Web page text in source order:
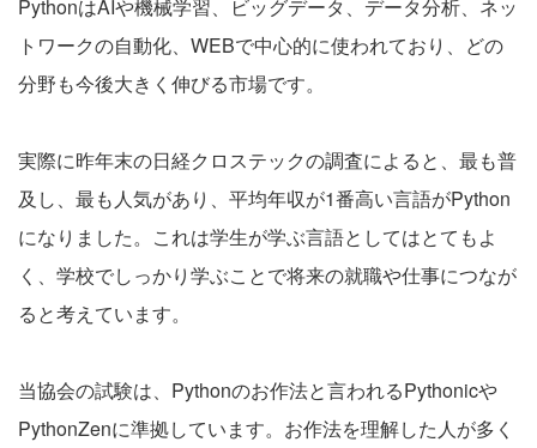
PythonはAIや機械学習、ビッグデータ、データ分析、ネッ
トワークの自動化、WEBで中心的に使われており、どの
分野も今後大きく伸びる市場です。
実際に昨年末の日経クロステックの調査によると、最も普
及し、最も人気があり、平均年収が1番高い言語がPython
になりました。これは学生が学ぶ言語としてはとてもよ
く、学校でしっかり学ぶことで将来の就職や仕事につなが
ると考えています。
当協会の試験は、Pythonのお作法と言われるPythonicや
PythonZenに準拠しています。お作法を理解した人が多く